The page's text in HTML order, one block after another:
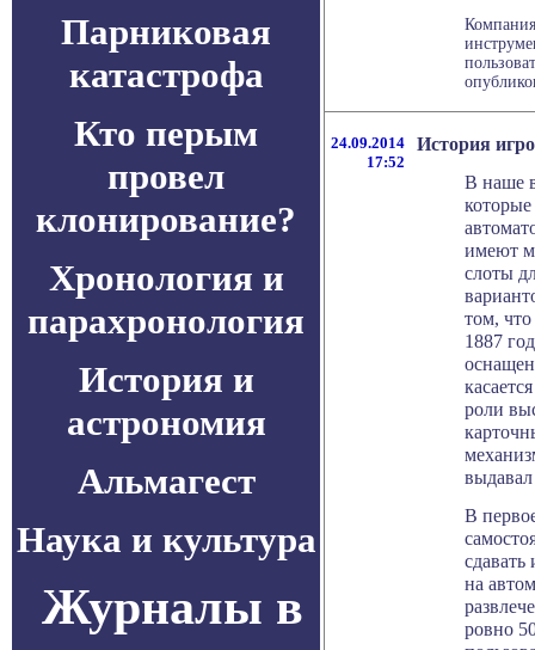
Парниковая
катастрофа
Кто перым
провел
клонирование?
Хронология и
парахронология
История и
астрономия
Альмагест
Наука и культура
Журналы в
Компания
24.09.2014
17:52
История
В наше
имеют
слоты
том,
1887
роли
выдавал
В
сдавать
на
ровно